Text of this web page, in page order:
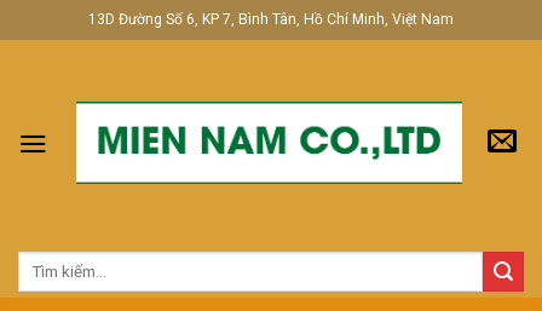
to
13D Đường Số 6, KP 7, Bình Tân, Hồ Chí Minh, Việt Nam
Tìm